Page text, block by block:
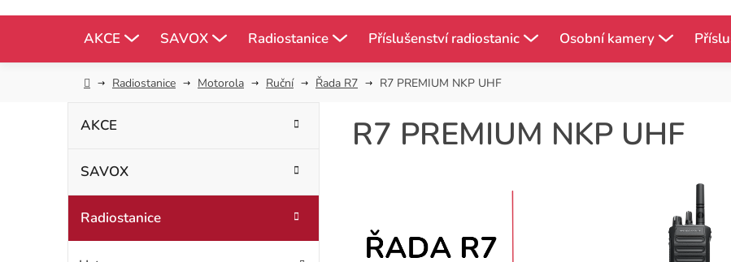
AKCE SAVOX Radiostanice Příslušenství radiostanic Osobní kamery
DomůRadiostanice Motorola Ruční Řada R7 R7 PREMIUM NKP UHF
P
r
kategorie
g
r
AKCE
SAVOX
Radiostanice
R7 PREMIUM NKP UHF